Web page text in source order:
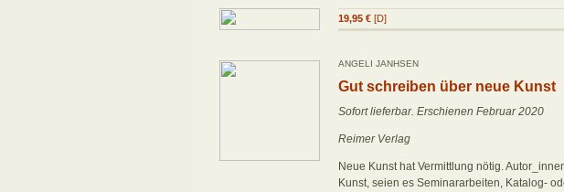
19,95 € [D]
ANGELI JANHSEN
Gut schreiben über neue Kunst
Sofort lieferbar. Erschienen Februar 2020
Reimer Verlag
Neue Kunst hat Vermittlung nötig.
Kunst, seien es Seminararbeiten, Katalog-